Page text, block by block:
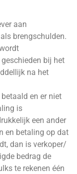
aan
brengschulden.
bij het
na het
en er niet
is
een ander
en betaling op dat
dan is verkoper/
bedrag de
te rekenen één